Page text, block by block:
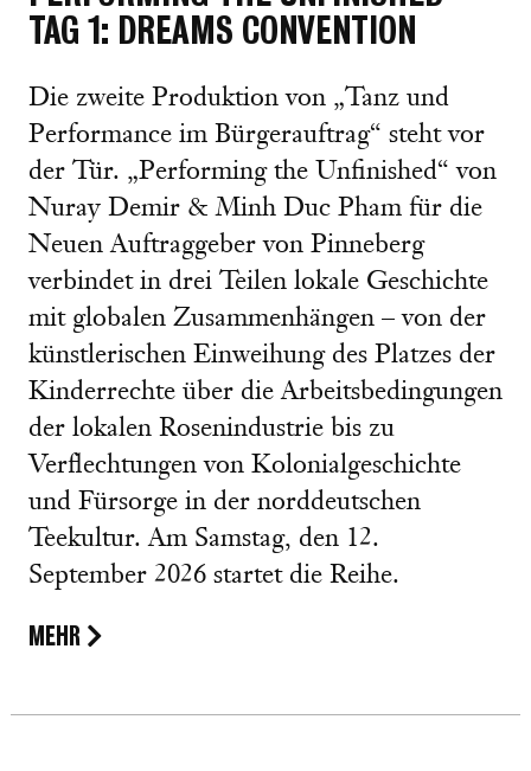
TAG 1: DREAMS CONVENTION
Die zweite Produktion von „Tanz und
Performance im Bürgerauftrag“ steht vor
der Tür. „Performing the Unfinished“ von
Nuray Demir & Minh Duc Pham für die
Neuen Auftraggeber von Pinneberg
verbindet in drei Teilen lokale Geschichte
mit globalen Zusammenhängen – von der
künstlerischen Einweihung des Platzes der
Kinderrechte über die Arbeitsbedingungen
der lokalen Rosenindustrie bis zu
Verflechtungen von Kolonialgeschichte
und Fürsorge in der norddeutschen
Teekultur. Am Samstag, den 12.
September 2026 startet die Reihe.
MEHR